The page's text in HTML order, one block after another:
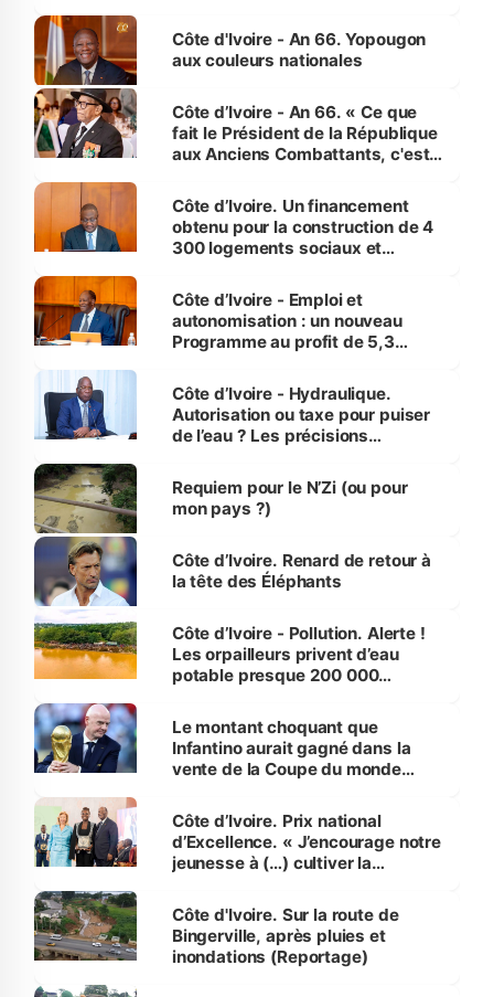
l'Etat de droit pour préserver les
vies humaines »
Côte d'Ivoire - An 66. Yopougon
aux couleurs nationales
Côte d’Ivoire - An 66. « Ce que
fait le Président de la République
aux Anciens Combattants, c'est
Côte d’Ivoire. Un financement
obtenu pour la construction de 4
300 logements sociaux et
et Yamoussoukro
Côte d’Ivoire - Emploi et
autonomisation : un nouveau
Programme au profit de 5,3
Côte d’Ivoire - Hydraulique.
Autorisation ou taxe pour puiser
de l’eau ? Les précisions
Requiem pour le N’Zi (ou pour
mon pays ?)
Côte d’Ivoire. Renard de retour à
la tête des Éléphants
Côte d’Ivoire - Pollution. Alerte !
Les orpailleurs privent d’eau
potable presque 200 000
Le montant choquant que
Infantino aurait gagné dans la
vente de la Coupe du monde
Côte d’Ivoire. Prix national
d’Excellence. « J’encourage notre
jeunesse à (…) cultiver la
(Alassane Ouattara
Côte d'Ivoire. Sur la route de
Bingerville, après pluies et
inondations (Reportage)